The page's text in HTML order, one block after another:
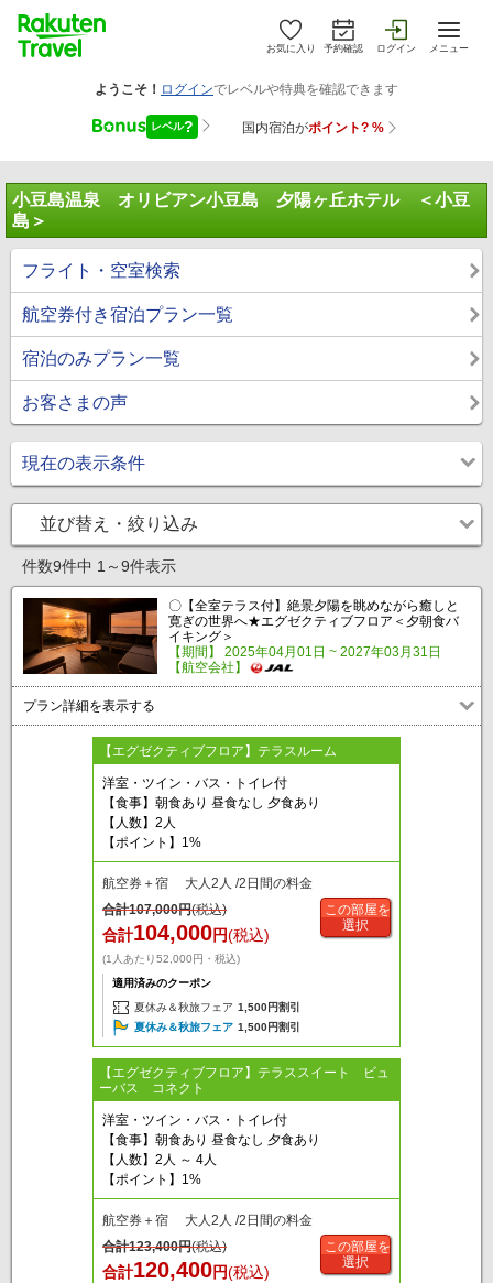
お気に入り 予約確認 ログイン メニュー
小豆島温泉 オリビアン小豆島 夕陽ヶ丘ホテル ＜小豆
島＞
フライト・空室検索
航空券付き宿泊プラン一覧
宿泊のみプラン一覧
お客さまの声
現在の表示条件
並び替え・絞り込み
件数9件中 1～9件表示
〇【全室テラス付】絶景夕陽を眺めながら癒しと
寛ぎの世界へ★エグゼクティブフロア＜夕朝食バ
イキング＞
【期間】 2025年04月01日 ~ 2027年03月31日
【航空会社】
プラン詳細を表示する
【エグゼクティブフロア】テラスルーム
洋室・ツイン・バス・トイレ付
【食事】朝食あり 昼食なし 夕食あり
【人数】2人
【ポイント】1%
航空券＋宿 大人2人 /2日間の料金
合計107,000円(税込)
合計104,000円(税込)
(1人あたり52,000円・税込)
適用済みのクーポン
夏休み＆秋旅フェア 1,500円割引
夏休み＆秋旅フェア 1,500円割引
この部屋を
選択
【エグゼクティブフロア】テラススイート ビュ
ーバス コネクト
洋室・ツイン・バス・トイレ付
【食事】朝食あり 昼食なし 夕食あり
【人数】2人 ～ 4人
【ポイント】1%
航空券＋宿 大人2人 /2日間の料金
合計123,400円(税込)
合計120,400円(税込)
この部屋を
選択